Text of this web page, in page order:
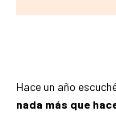
Hace un año
nada más que